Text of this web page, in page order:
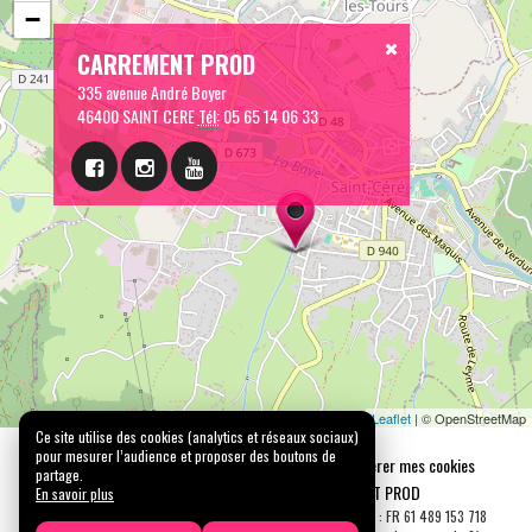
CARREMENT PROD
335 avenue André Boyer
46400 SAINT CERETél:05 65 14 06 33
−
Leaflet | © OpenStreetMap
Mentions légales Confidentialité
Gérer mes cookies
Tous droits réservés © 2026 |
CARREMENT PROD
N° SIRET : 489 153 718 00031 - APE : 9001 Z - N° TVA Int. : FR 61 489 153 718
Ce site utilise des cookies (analytics et réseaux sociaux)
pour mesurer l’audience et proposer des boutons de
partage.
En savoir plus